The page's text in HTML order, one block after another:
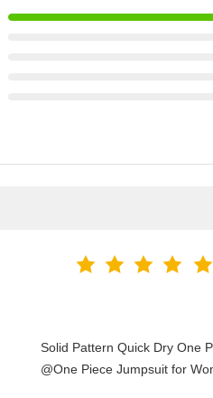
Solid Pattern Quick Dry One
One Piece Jumpsuit for